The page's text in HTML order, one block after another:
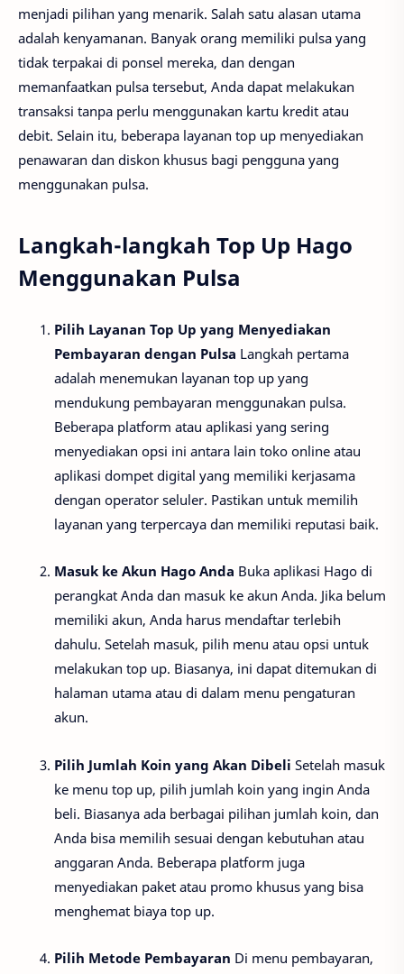
menjadi pilihan yang menarik. Salah satu alasan utama
adalah kenyamanan. Banyak orang memiliki pulsa yang
tidak terpakai di ponsel mereka, dan dengan
memanfaatkan pulsa tersebut, Anda dapat melakukan
transaksi tanpa perlu menggunakan kartu kredit atau
debit. Selain itu, beberapa layanan top up menyediakan
penawaran dan diskon khusus bagi pengguna yang
menggunakan pulsa.
Langkah-langkah Top Up Hago
Menggunakan Pulsa
Pilih Layanan Top Up yang Menyediakan
Pembayaran dengan Pulsa Langkah pertama
adalah menemukan layanan top up yang
mendukung pembayaran menggunakan pulsa.
Beberapa platform atau aplikasi yang sering
menyediakan opsi ini antara lain toko online atau
aplikasi dompet digital yang memiliki kerjasama
dengan operator seluler. Pastikan untuk memilih
layanan yang terpercaya dan memiliki reputasi baik.
Masuk ke Akun Hago Anda Buka aplikasi Hago di
perangkat Anda dan masuk ke akun Anda. Jika belum
memiliki akun, Anda harus mendaftar terlebih
dahulu. Setelah masuk, pilih menu atau opsi untuk
melakukan top up. Biasanya, ini dapat ditemukan di
halaman utama atau di dalam menu pengaturan
akun.
Pilih Jumlah Koin yang Akan Dibeli Setelah masuk
ke menu top up, pilih jumlah koin yang ingin Anda
beli. Biasanya ada berbagai pilihan jumlah koin, dan
Anda bisa memilih sesuai dengan kebutuhan atau
anggaran Anda. Beberapa platform juga
menyediakan paket atau promo khusus yang bisa
menghemat biaya top up.
Pilih Metode Pembayaran Di menu pembayaran,